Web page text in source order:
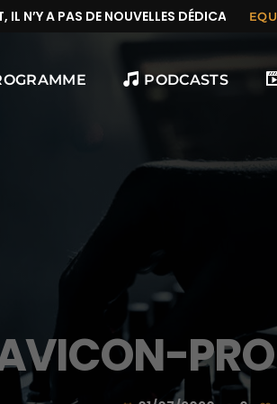
N’Y A PAS DE NOUVELLES DÉDICACES
PODCASTS